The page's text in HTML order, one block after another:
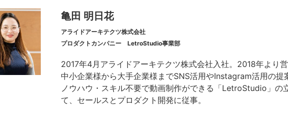
亀田 明日花
アライドアーキテクツ株式会社
プロダクトカンパニー LetroStudio事業部
2017年4月アライドアーキテクツ株式会社入社。2018年より
中小企業様から大手企業様までSNS活用やInstagram活用の
ノウハウ・スキル不要で動画制作ができる「LetroStudio」の
て、セールスとプロダクト開発に従事。